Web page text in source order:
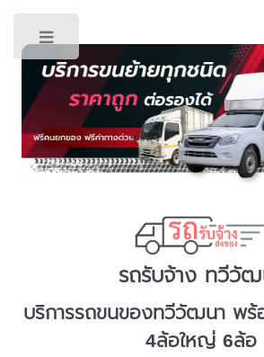
รถรับจ้าง ทวีวั
บริการรถขนของทวีวัฒนาพร้
4ล้อใหญ่ 6ล้อ
Toggle